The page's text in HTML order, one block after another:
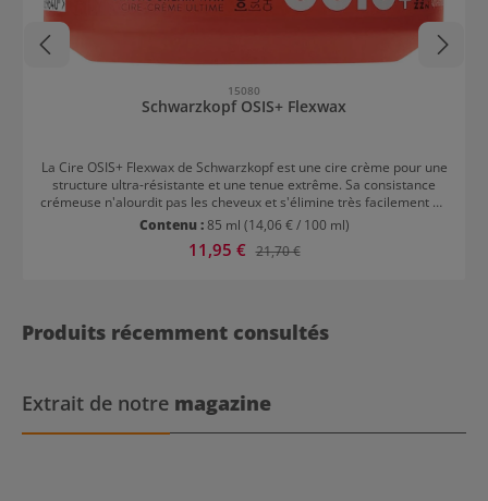
15080
Schwarzkopf OSIS+ Flexwax
La Cire OSIS+ Flexwax de Schwarzkopf est une cire crème pour une
structure ultra-résistante et une tenue extrême. Sa consistance
crémeuse n'alourdit pas les cheveux et s'élimine très facilement au
lavage. La formulation unique permet de remodeler le styling à
tout moment et offre ainsi des possibilités de coiffage illimitées
avec une tenue extra-forte. À utiliser sur cheveux secs. Résultat :
Contenu :85 ml (14,06 € / 100 ml)
Prix de vente :
11,95 € Prix régulier :
21,70 €
Produits récemment consultés
Extrait de notre magazine